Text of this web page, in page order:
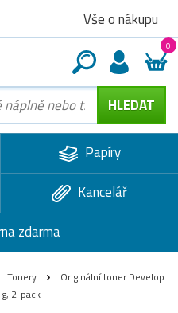
Vše o nákupu
0
Papíry
Kancelář
zdarma
Tonery
Originální toner Develop
2-pack